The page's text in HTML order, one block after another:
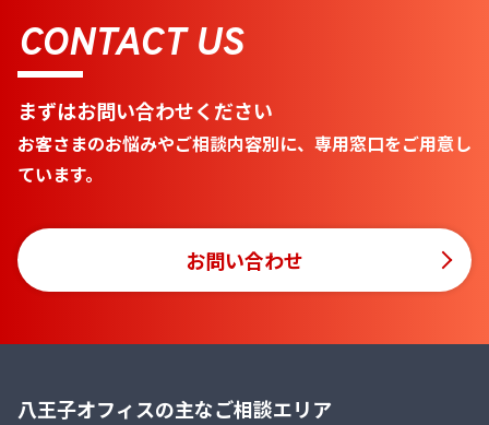
CONTACT US
まずはお問い合わせください
お客さまのお悩みやご相談内容別に、専用窓口をご用意し
ています。
お問い合わせ
八王子オフィスの主なご相談エリア